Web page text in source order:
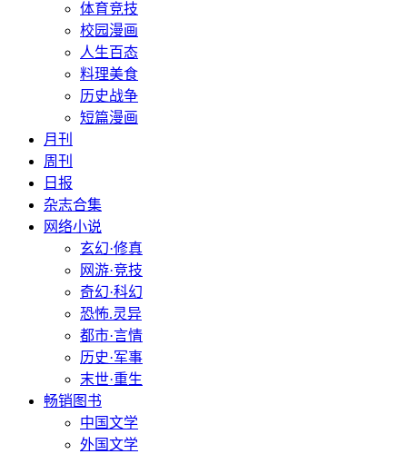
体育竞技
校园漫画
人生百态
料理美食
历史战争
短篇漫画
月刊
周刊
日报
杂志合集
网络小说
玄幻·修真
网游·竞技
奇幻·科幻
恐怖.灵异
都市·言情
历史·军事
末世·重生
畅销图书
中国文学
外国文学